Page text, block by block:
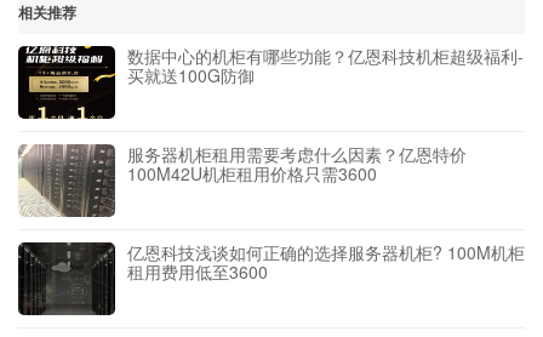
相关推荐
数据中心的机柜有哪些功能？亿恩科技机柜超级福利-
买就送100G防御
服务器机柜租用需要考虑什么因素？亿恩特价
100M42U机柜租用价格只需3600
亿恩科技浅谈如何正确的选择服务器机柜? 100M机柜
租用费用低至3600